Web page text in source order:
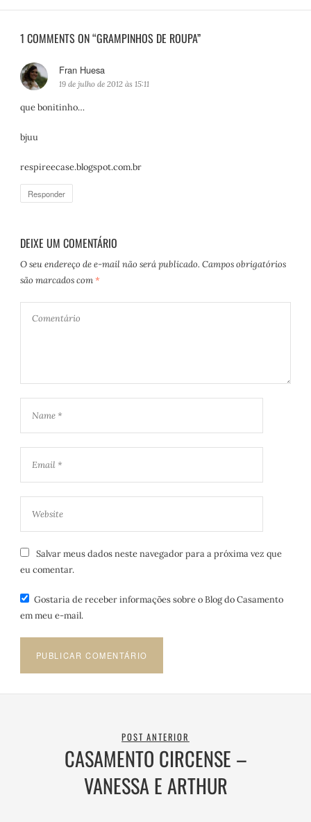
1 COMMENTS ON “GRAMPINHOS DE ROUPA”
Fran Huesa
i
19 de julho de 2012 às 15:11
que bonitinho…
bjuu
respireecase.blogspot.com.br
Responder
DEIXE UM COMENTÁRIO
O seu endereço de e-mail não será publicado. Campos obrigatórios
são marcados com *
Salvar meus dados neste navegador para a próxima vez que
eu comentar.
Gostaria de receber informações sobre o Blog do Casamento
em meu e-mail.
POST ANTERIOR
CASAMENTO CIRCENSE –
VANESSA E ARTHUR